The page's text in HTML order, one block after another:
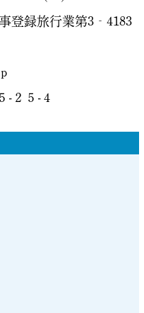
録旅行業第3‐4183
-２５-４